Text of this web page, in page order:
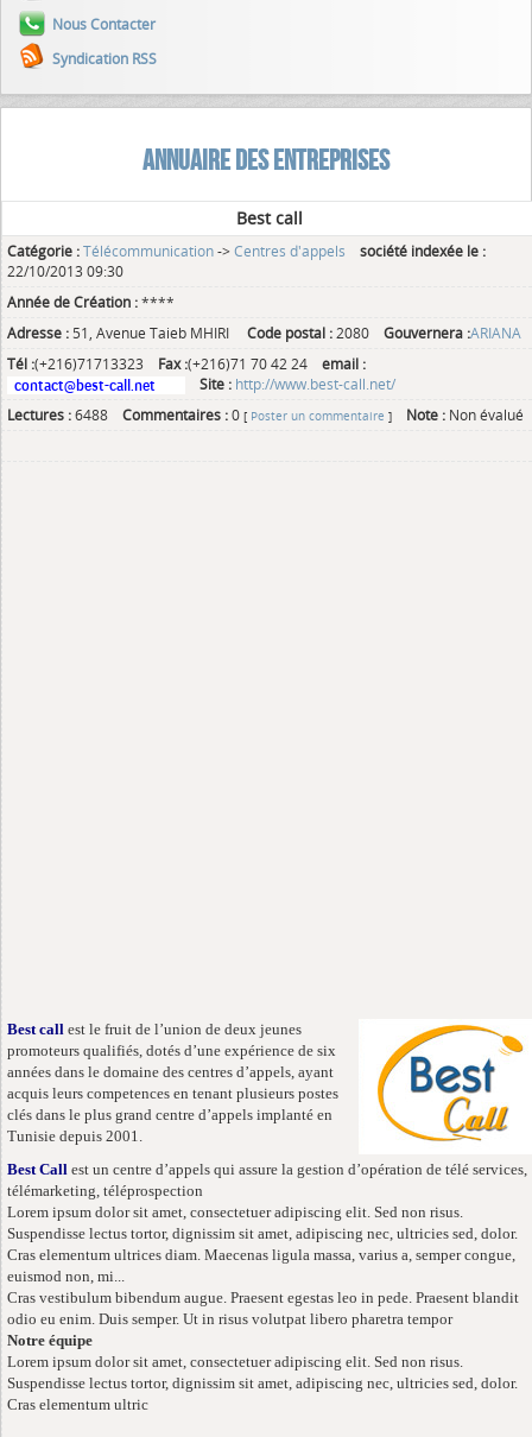
Nous Contacter
Syndication RSS
ANNUAIRE DES ENTREPRISES
Best call
Catégorie :Télécommunication->Centres d'appels
société indexée le :
22/10/2013 09:30
Année de Création :****
Adresse :51, Avenue Taieb MHIRI Code postal : 2080 Gouvernera :ARIANA
Tél :(+216)71713323 Fax :(+216)71 70 42 24
email :
Site : http://www.best-call.net/
Lectures :6488 Commentaires :0 [ Poster un commentaire ] Note : Non évalué
Best call est le fruit de l’union de deux jeunes
promoteurs qualifiés, dotés d’une expérience de six
années dans le domaine des centres d’appels, ayant
acquis leurs competences en tenant plusieurs postes
clés dans le plus grand centre d’appels implanté en
Tunisie depuis 2001.
Best Call est un centre d’appels qui assure la gestion d’opération de télé services,
télémarketing, téléprospection
Lorem ipsum dolor sit amet, consectetuer adipiscing elit. Sed non risus.
Suspendisse lectus tortor, dignissim sit amet, adipiscing nec, ultricies sed, dolor.
Cras elementum ultrices diam. Maecenas ligula massa, varius a, semper congue,
euismod non, mi...
Cras vestibulum bibendum augue. Praesent egestas leo in pede. Praesent blandit
odio eu enim. Duis semper. Ut in risus volutpat libero pharetra tempor
Notre équipe
Lorem ipsum dolor sit amet, consectetuer adipiscing elit. Sed non risus.
Suspendisse lectus tortor, dignissim sit amet, adipiscing nec, ultricies sed, dolor.
Cras elementum ultric